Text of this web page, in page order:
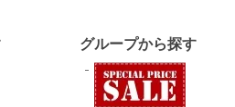
グループから探す